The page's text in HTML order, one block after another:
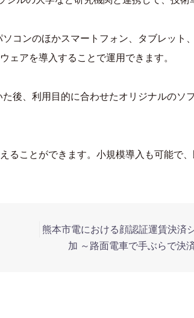
コンのほかスマートフォン、タブレット
ェアを導入することで運用できます。
後、利用目的に合わせたオリジナルのソ
ることができます。小規模導入も可能で
熊本市電における顔認証運賃決済
加 ～路面電車で手ぶらで決